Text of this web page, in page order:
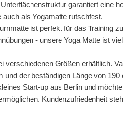
garantiert eine
als Yogamatte rutschfest.
ist perfekt für das Training
- unsere Yoga Matte ist
Größen erhältlich.
und der beständigen Länge von
Start-up aus Berlin und
Kundenzufriedenheit